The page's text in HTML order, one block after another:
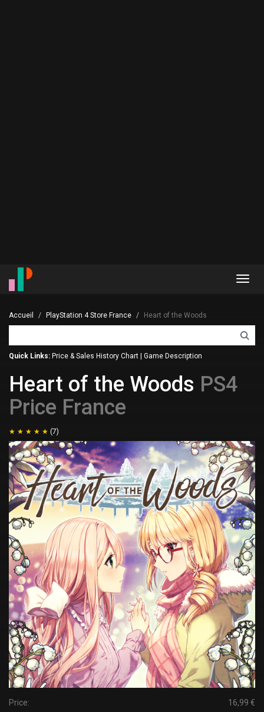
Accueil PlayStation 4 Store France Heart of the Woods
Quick Links: Price & Sales History Chart Game Description
Heart of the Woods PS4
Price France
(7)
Price: 16,99 €